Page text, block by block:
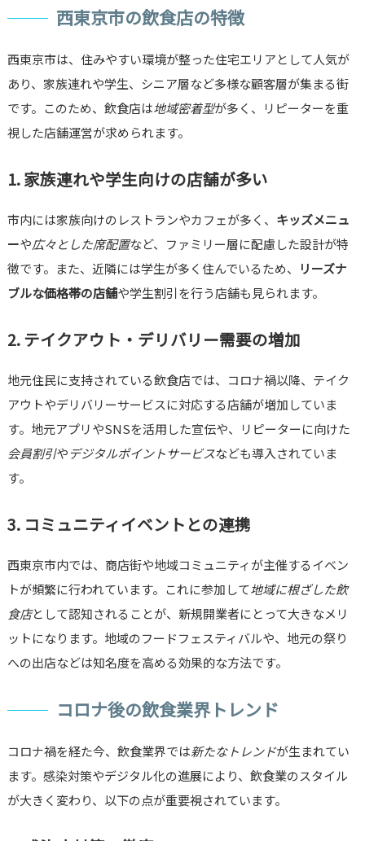
西東京市の飲食店の特徴
西東京市は、住みやすい環境が整った住宅エリアとして人気が
あり、家族連れや学生、シニア層など多様な顧客層が集まる街
です。このため、飲食店は地域密着型が多く、リピーターを重
視した店舗運営が求められます。
1. 家族連れや学生向けの店舗が多い
市内には家族向けのレストランやカフェが多く、 キッズメニュ
ーや広々とした席配置など、ファミリー層に配慮した設計が特
徴です。また、近隣には学生が多く住んでいるため、
リーズナ
ブルな価格帯の店舗や学生割引を行う店舗も見られます。
2. テイクアウト・デリバリー需要の増加
地元住民に支持されている飲食店では、コロナ禍以降、テイク
アウトやデリバリーサービスに対応する店舗が増加していま
す。地元アプリやSNSを活用した宣伝や、リピーターに向けた
会員割引やデジタルポイントサービスなども導入されていま
す。
3. コミュニティイベントとの連携
西東京市内では、商店街や地域コミュニティが主催するイベン
トが頻繁に行われています。これに参加して地域に根ざした飲
食店として認知されることが、新規開業者にとって大きなメリ
ットになります。地域のフードフェスティバルや、地元の祭り
への出店などは知名度を高める効果的な方法です。
コロナ後の飲食業界トレンド
コロナ禍を経た今、飲食業界では新たなトレンドが生まれてい
ます。感染対策やデジタル化の進展により、飲食業のスタイル
が大きく変わり、以下の点が重要視されています。